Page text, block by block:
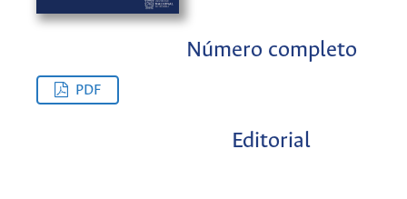
Número completo
PDF
Editorial